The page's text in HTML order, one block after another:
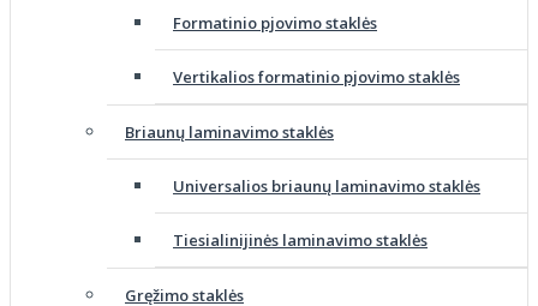
Formatinio pjovimo staklės
Vertikalios formatinio pjovimo staklės
Briaunų laminavimo staklės
Universalios briaunų laminavimo staklės
Tiesialinijinės laminavimo staklės
Gręžimo staklės